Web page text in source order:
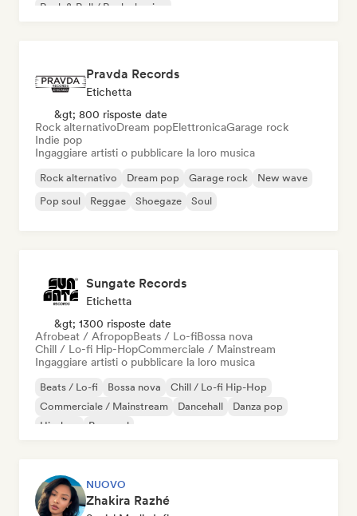
Rock & Roll / Rock classico
Pravda Records
Etichetta
&gt; 800 risposte date
Rock alternativoDream popElettronicaGarage rock
Indie pop
Ingaggiare artisti o pubblicare la loro musica
Rock alternativo Dream pop Garage rock
New wave
Pop soul
Reggae Shoegaze Soul
Sungate Records
Etichetta
&gt; 1300 risposte date
Afrobeat / AfropopBeats / Lo-fiBossa nova
Chill / Lo-fi Hip-HopCommerciale / Mainstream
Ingaggiare artisti o pubblicare la loro musica
Beats / Lo-fi Bossa nova
Chill / Lo-fi Hip-Hop
Commerciale / Mainstream
Dancehall
Danza pop
Hip-hop
Pop soul
NUOVO
Zhakira Razhé